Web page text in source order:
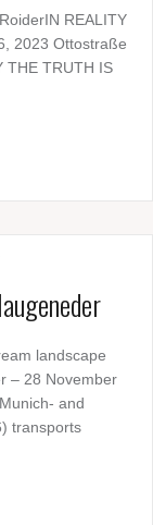
REALITY
2023 Ottostraße
THE TRUTH IS
landscape
– 28 November
and
transports